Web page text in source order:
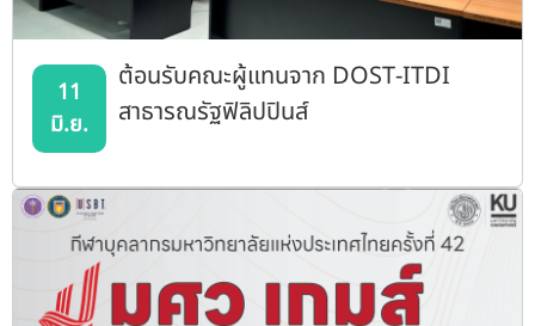
11
มิ.ย.
ต้อนรับคณะผู้แทนจาก DOST-ITDI
สาธารณรัฐฟิลิปปินส์